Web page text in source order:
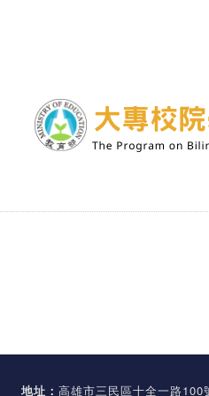
地址：高雄市三民區十全一路100